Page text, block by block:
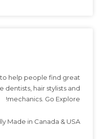
help people find great
dentists, hair stylists and
mechanics. Go Explore!
Made in Canada & USA